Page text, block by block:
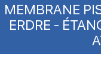
MEMBRANE
ERDRE -